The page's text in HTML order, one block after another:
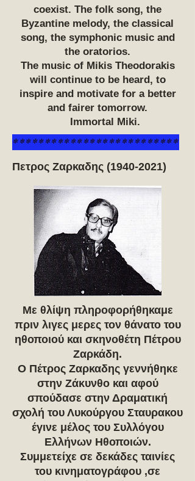
coexist. The folk song, the
Byzantine melody, the classical
song, the symphonic music and
the oratorios.
The music of Mikis Theodorakis
will continue to be heard, to
inspire and motivate for a better
and fairer tomorrow.
Immortal Miki.
**************************
Πετρος Ζαρκαδης (1940-2021)
Με θλίψη πληροφορήθηκαμε
πριν λιγες μερες τον θάνατο του
ηθοποιού και σκηνοθέτη Πέτρου
Ζαρκάδη.
Ο Πέτρος Ζαρκαδης γεννήθηκε
στην Ζάκυνθο και αφού
σπούδασε στην Δραματική
σχολή του Λυκούργου Σταυρακου
έγινε μέλος του Συλλόγου
Ελλήνων Ηθοποιών.
Συμμετείχε σε δεκάδες ταινίες
του κινηματογράφου ,σε